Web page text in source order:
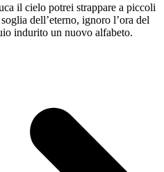
il cielo potrei strappare a piccoli
dell’eterno, ignoro l’ora del
indurito un nuovo alfabeto.